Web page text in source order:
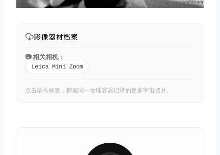
影像器材档案
📷 相关相机：
Leica Mini Zoom
点击型号标签，探索同一物理容器记录的更多宇宙切片。